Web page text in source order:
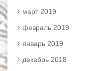
март 2019
февраль 2019
январь 2019
декабрь 2018